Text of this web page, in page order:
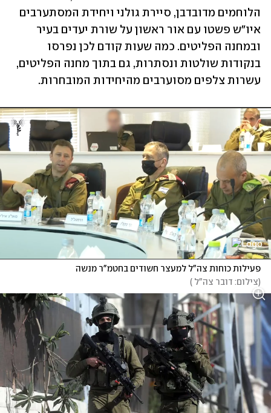
עשרות צלפים מסוערבים מהיחידות המובחרות.
פעילות כוחות צה"ל למעצר חשודים בחטמ"ר מנשה
(צילום: דובר צה"ל )